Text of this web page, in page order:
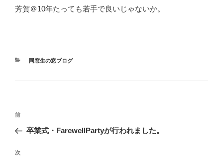
芳賀＠10年たっても若手で良いじゃないか。
カ
同窓生の窓ブログ
投
ナ
ビ
前
の
稿
前
卒業式・FarewellPartyが行われました。
次
次